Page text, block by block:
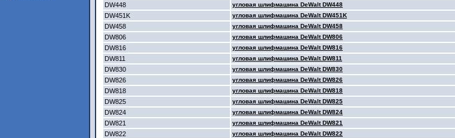
DW448
угловая шлифмашина DeWalt DW448
DW451K
угловая шлифмашина DeWalt DW451K
DW458
угловая шлифмашина DeWalt DW458
DW806
угловая шлифмашина DeWalt DW806
DW816
угловая шлифмашина DeWalt DW816
DW811
угловая шлифмашина DeWalt DW811
DW830
угловая шлифмашина DeWalt DW830
DW826
угловая шлифмашина DeWalt DW826
DW818
угловая шлифмашина DeWalt DW818
DW825
угловая шлифмашина DeWalt DW825
DW824
угловая шлифмашина DeWalt DW824
DW821
угловая шлифмашина DeWalt DW821
DW822
угловая шлифмашина DeWalt DW822